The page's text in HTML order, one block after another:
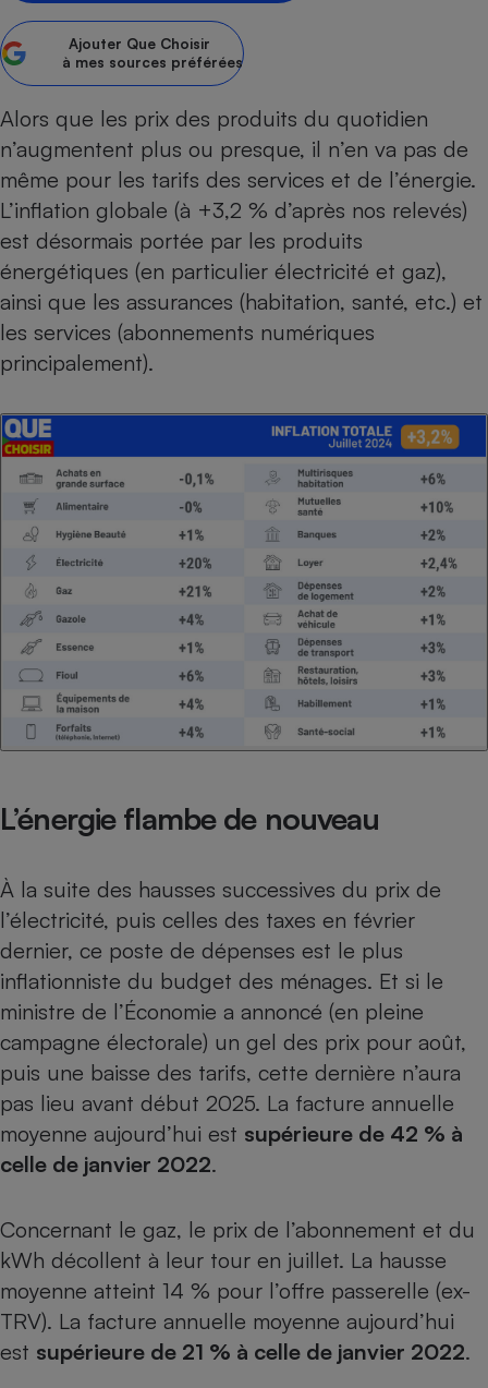
Ajouter Que Choisir
à mes sources préférées
Alors que les prix des produits du quotidien
n’augmentent plus ou presque, il n’en va pas de
même pour les tarifs des services et de l’énergie.
L’inflation globale (à +3,2 % d’après nos relevés)
est désormais portée par les produits
énergétiques (en particulier électricité et gaz),
ainsi que les assurances (habitation, santé, etc.) et
les services (abonnements numériques
principalement).
L’énergie flambe de nouveau
À la suite des hausses successives du prix de
l’électricité, puis celles des taxes en février
dernier, ce poste de dépenses est le plus
inflationniste du budget des ménages. Et si le
ministre de l’Économie a annoncé (en pleine
campagne électorale) un gel des prix pour août,
puis une baisse des tarifs, cette dernière n’aura
pas lieu avant début 2025. La facture annuelle
moyenne aujourd’hui est supérieure de 42 % à
celle de janvier 2022.
Concernant le gaz, le prix de l’abonnement et du
kWh décollent à leur tour en juillet. La hausse
moyenne atteint 14 % pour l’offre passerelle (ex-
TRV). La facture annuelle moyenne aujourd’hui
est supérieure de 21 % à celle de janvier 2022.
Lave-linge
Plaque de cuisson à
Cafetière à expressos
Robot ménager
Téléviseur
Téléphone mobile -
Smartphone
Antivirus
Matelas
Radiateur électrique
Climatiseur -
Ventilateur
Antimoustique